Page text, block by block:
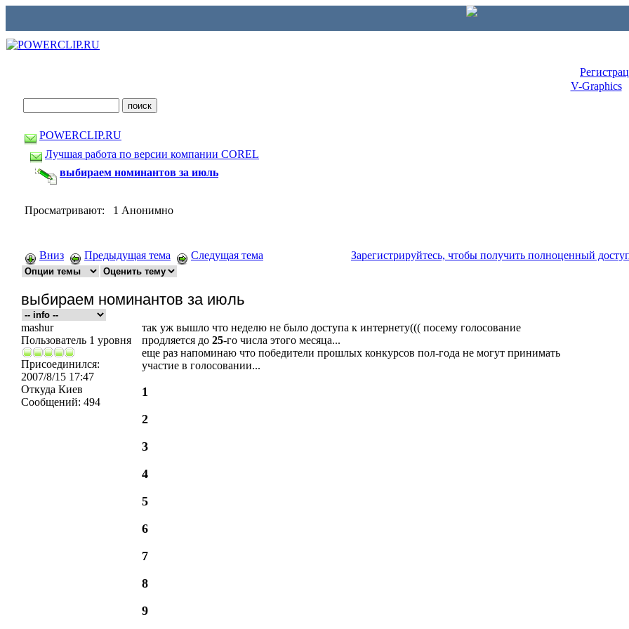
V-Graphics
POWERCLIP.RU
Лучшая работа по версии компании COREL
выбираем номинантов за июль
Просматривают: 1 Анонимно
Вниз Предыдущая тема Следущая тема Зарегистрируйтесь, чтобы получить полноценный
выбираем номинантов за июль
mashur
Пользователь 1 уровня
Присоединился:
2007/8/15 17:47
Откуда Киев
Сообщений: 494
так уж вышло что неделю не было доступа к интернету((( посему голосование
продляется до 25-го числа этого месяца...
еще раз напоминаю что победители прошлых конкурсов пол-года не могут принимать
участие в голосовании...
1
2
3
4
5
6
7
8
9